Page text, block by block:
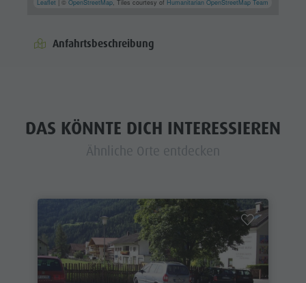
Leaflet | ©OpenStreetMap , Tiles courtesy of Humanitarian OpenStreetMap Team
Anfahrtsbeschreibung
DAS KÖNNTE DICH INTERESSIEREN
Ähnliche Orte entdecken